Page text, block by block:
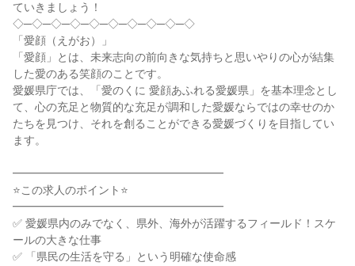
ていきましょう！
◇─◇─◇─◇─◇─◇─◇─◇─◇─◇
「愛顔（えがお）」
「愛顔」とは、未来志向の前向きな気持ちと思いやりの心が結集
した愛のある笑顔のことです。
愛媛県庁では、「愛のくに 愛顔あふれる愛媛県」を基本理念とし
て、心の充足と物質的な充足が調和した愛媛ならではの幸せのか
たちを見つけ、それを創ることができる愛媛づくりを目指してい
ます。
━━━━━━━━━━━━━━━━━━━
⭐この求人のポイント⭐
━━━━━━━━━━━━━━━━━━━
✅ 愛媛県内のみでなく、県外、海外が活躍するフィールド！スケ
ールの大きな仕事
✅ 「県民の生活を守る」という明確な使命感